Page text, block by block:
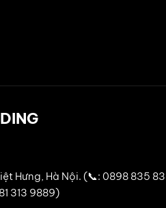
Hưng, Hà Nội. (📞: 0898 835
313 9889)